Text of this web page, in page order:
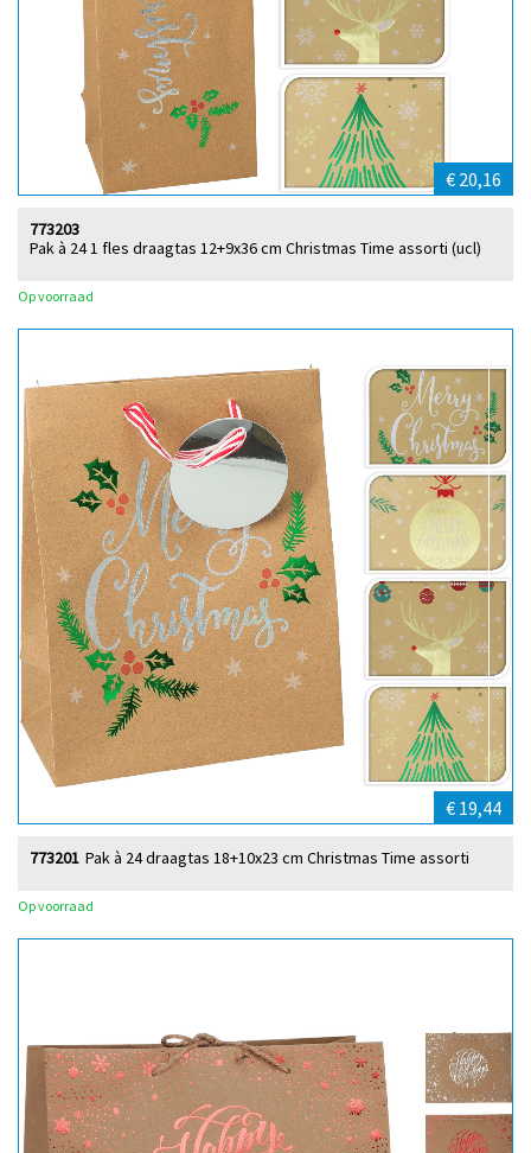
€ 20,16
Pak à 24 1 fles draagtas 12+9x36 cm Christmas Time assorti (ucl)
773203
Op voorraad
€ 19,44
Pak à 24 draagtas 18+10x23 cm Christmas Time assorti
773201
Op voorraad